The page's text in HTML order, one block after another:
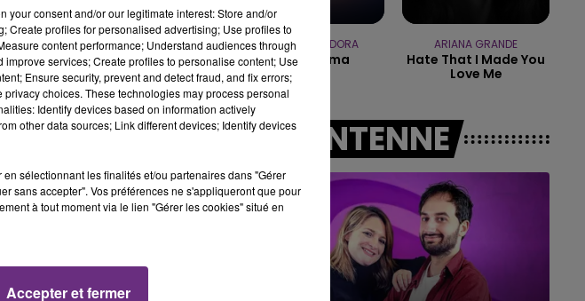
RAPPELLE À
DE...
début des vendange
DISIZ & THEODORA
Melodrama
ARIANA GRANDE
Hate That I Made You
Love Me
A L'ANTENNE
your consent and/or our legitimate interest: Store and/or
Create profiles for personalised advertising; Use profiles to
content performance; Understand audiences through
services; Create profiles to personalise content; Use
Ensure security, prevent and detect fraud, and fix errors;
choices. These technologies may process personal
Identify devices based on information actively
other data sources; Link different devices; Identify devices
sélectionnant les finalités et/ou partenaires dans "Gérer
sans accepter". Vos préférences ne s'appliqueront que pour
à tout moment via le lien "Gérer les cookies" situé en
Accepter et fermer